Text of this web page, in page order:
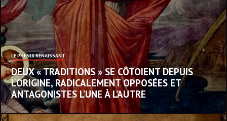
LE PHÉNIX RENAISSANT
DEUX « TRADITIONS » SE CÔTOIENT DEPUIS
L’ORIGINE, RADICALEMENT OPPOSÉES ET
ANTAGONISTES L’UNE À L’AUTRE